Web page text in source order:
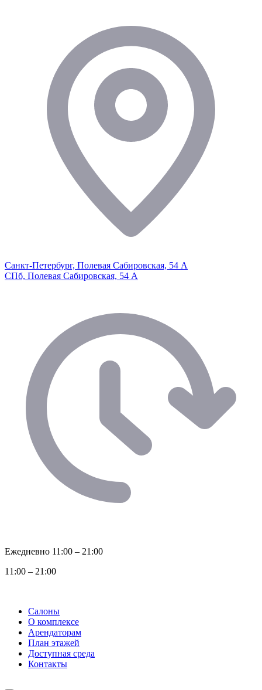
Санкт-Петербург, Полевая Сабировская, 54 А
СПб, Полевая Сабировская, 54 А
Ежедневно 11:00 ‒ 21:00
11:00 ‒ 21:00
Салоны
О комплексе
Арендаторам
План этажей
Доступная среда
Контакты